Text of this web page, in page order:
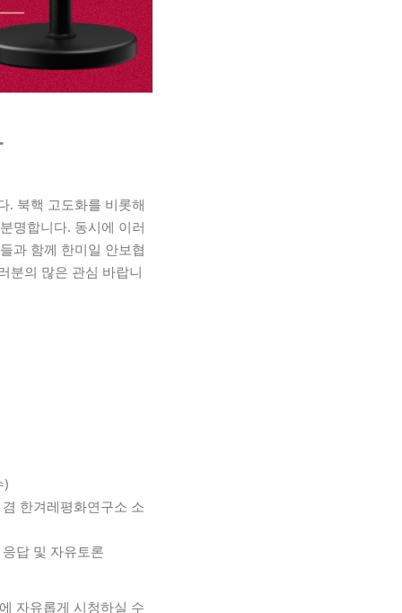
. 북핵 고도화를 비롯해
명합니다. 동시에 이러
과 함께 한미일 안보협
분의 많은 관심 바랍니
)
한겨레평화연구소 소
답 및 자유토론
자유롭게 시청하실 수